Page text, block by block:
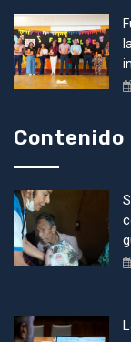
Contenido